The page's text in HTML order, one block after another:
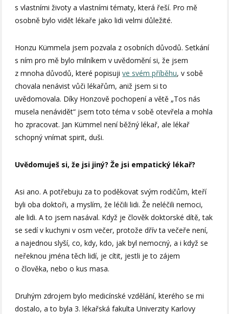
s vlastními životy a vlastními tématy, která řeší. Pro mě
osobně bylo vidět lékaře jako lidi velmi důležité.
Honzu Kümmela jsem pozvala z osobních důvodů. Setkání
s ním pro mě bylo milníkem v uvědomění si, že jsem
z mnoha důvodů, které popisujive svém příběhu, v sobě
chovala nenávist vůči lékařům, aniž jsem si to
uvědomovala. Díky Honzově pochopení a větě „Tos nás
musela nenávidět“ jsem toto téma v sobě otevřela a mohla
ho zpracovat. Jan Kümmel není běžný lékař, ale lékař
schopný vnímat spirit, duši.
Uvědomuješ si, že jsi jiný? Že jsi empatický lékař?
Asi ano. A potřebuju za to poděkovat svým rodičům, kteří
byli oba doktoři, a myslím, že léčili lidi. Že neléčili nemoci,
ale lidi. A to jsem nasával. Když je člověk doktorské dítě, tak
se sedí v kuchyni v osm večer, protože dřív ta večeře není,
a najednou slyší, co, kdy, kdo, jak byl nemocný, a i když se
neřeknou jména těch lidí, je cítit, jestli je to zájem
o člověka, nebo o kus masa.
Druhým zdrojem bylo medicínské vzdělání, kterého se mi
dostalo, a to byla 3. lékařská fakulta Univerzity Karlovy